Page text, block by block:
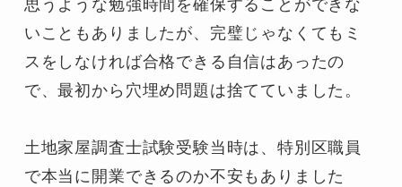
思うような勉強時間を確保することができな
いこともありましたが、完璧じゃなくてもミ
スをしなければ合格できる自信はあったの
で、最初から穴埋め問題は捨てていました。
土地家屋調査士試験受験当時は、特別区職員
で本当に開業できるのか不安もありました